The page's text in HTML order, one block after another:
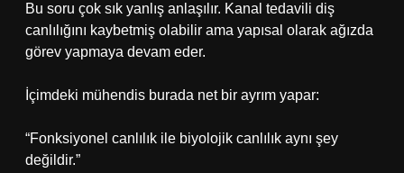
Bu soru çok sık yanlış anlaşılır. Kanal tedavili diş
canlılığını kaybetmiş olabilir ama yapısal olarak ağızda
görev yapmaya devam eder.
İçimdeki mühendis burada net bir ayrım yapar:
“Fonksiyonel canlılık ile biyolojik canlılık aynı şey
değildir.”